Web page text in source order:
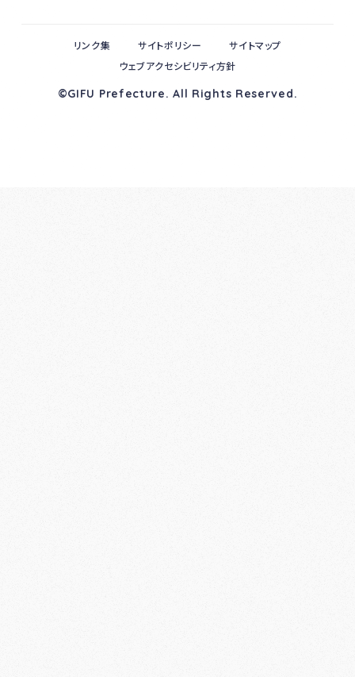
©GIFU Prefecture. All Rights Reserved.
リンク集 サイトポリシー
サイトマップ
ウェブアクセシビリティ方針